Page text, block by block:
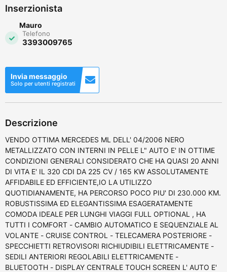
Inserzionista
Mauro
Telefono
3393009765
Invia messaggio
Solo per utenti registrati
Descrizione
VENDO OTTIMA MERCEDES ML DELL' 04/2006 NERO
METALLIZZATO CON INTERNI IN PELLE L" AUTO E' IN OTTIME
CONDIZIONI GENERALI CONSIDERATO CHE HA QUASI 20 ANNI
DI VITA E' IL 320 CDI DA 225 CV / 165 KW ASSOLUTAMENTE
AFFIDABILE ED EFFICIENTE,IO LA UTILIZZO
QUOTIDIANAMENTE, HA PERCORSO POCO PIU' DI 230.000 KM.
ROBUSTISSIMA ED ELEGANTISSIMA ESAGERATAMENTE
COMODA IDEALE PER LUNGHI VIAGGI FULL OPTIONAL , HA
TUTTI I COMFORT - CAMBIO AUTOMATICO E SEQUENZIALE AL
VOLANTE - CRUISE CONTROL - TELECAMERA POSTERIORE -
SPECCHIETTI RETROVISORI RICHIUDIBILI ELETTRICAMENTE -
SEDILI ANTERIORI REGOLABILI ELETTRICAMENTE -
BLUETOOTH - DISPLAY CENTRALE TOUCH SCREEN L' AUTO E'